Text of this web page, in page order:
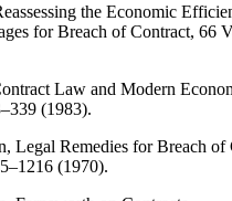
the Economic
for Breach of Contract, 66
Law and Modern
(1983).
Legal Remedies for Breach of
(1970).